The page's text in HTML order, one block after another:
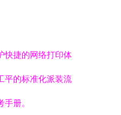
快捷的网络打印体
平的标准化派装流
册。